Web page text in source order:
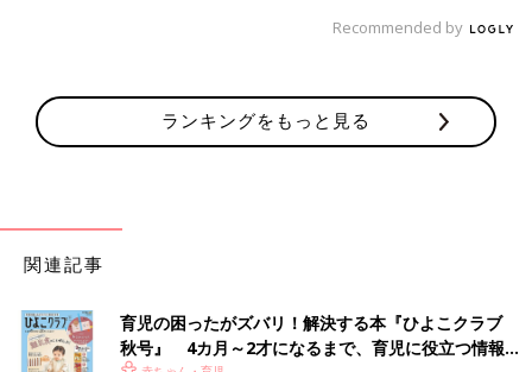
Recommended by
ランキングをもっと見る
関連記事
育児の困ったがズバリ！解決する本『ひよこクラブ
秋号』 4カ月～2才になるまで、育児に役立つ情報が